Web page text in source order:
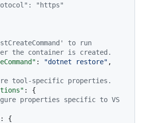
"https"
to run
the container is created.
: "dotnet restore" ,
tool-specific properties.
:
{
properties specific to VS
:
{